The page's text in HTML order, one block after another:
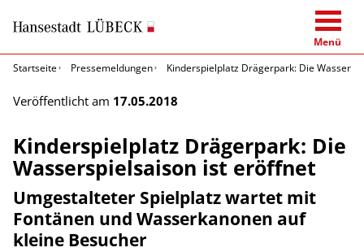
Menü
Startseite
Pressemeldungen Kinderspielplatz Drägerpark: Die
Veröffentlicht am 17.05.2018
Kinderspielplatz Drägerpark: Die
Wasserspielsaison ist eröffnet
Umgestalteter Spielplatz wartet mit
Fontänen und Wasserkanonen auf
kleine Besucher